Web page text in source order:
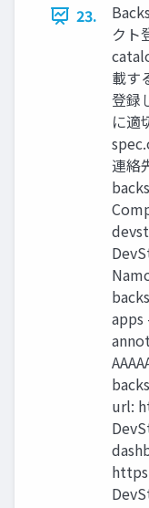
23.
クト
載す
登録
に適
連絡
url: